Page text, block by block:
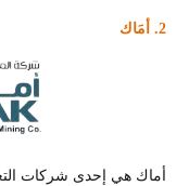
2. أمَاك
أماك هي إحدى شركات